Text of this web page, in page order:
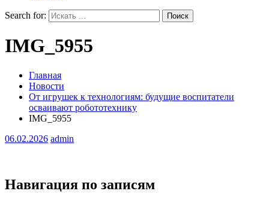
Search for:
IMG_5955
Главная
Новости
От игрушек к технологиям: будущие воспитатели
осваивают робототехнику
IMG_5955
06.02.2026 admin
Навигация по записям